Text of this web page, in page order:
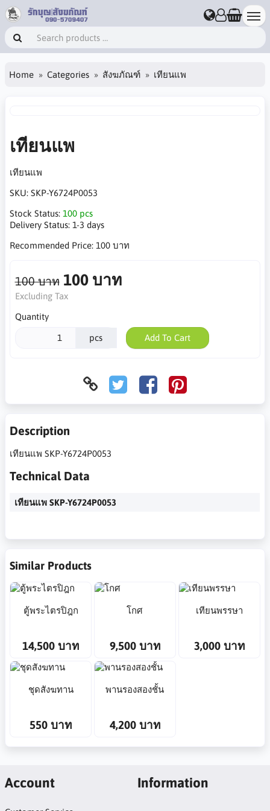
Home Categories สังฆภัณฑ์ เทียนแพ
เทียนแพ
เทียนแพ
SKU: SKP-Y6724P0053
Stock Status: 100 pcs
Delivery Status: 1-3 days
Recommended Price: 100 บาท
100 บาท 100 บาท
Excluding Tax
Quantity
pcs Add To Cart
Description
เทียนแพ SKP-Y6724P0053
Technical Data
เทียนแพ SKP-Y6724P0053
Similar Products
ตู้พระไตรปิฎก
14,500 บาท
โกศ
9,500 บาท
เทียนพรรษา
3,000 บาท
ชุดสังฆทาน
550 บาท
พานรองสองชั้น
4,200 บาท
Account Information